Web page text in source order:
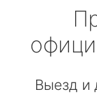
Выезд и